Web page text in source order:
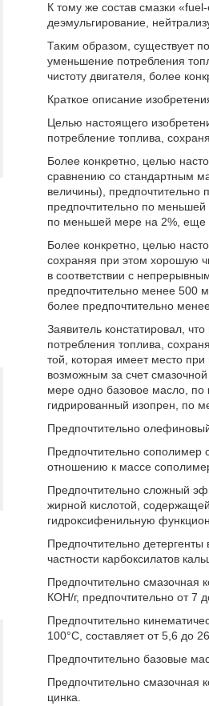
К тому же состав смазки
деэмульгирование,
Таким образом, существует
уменьшение потребления
чистоту двигателя, более
Краткое описание
Целью настоящего
потребление топлива,
Более конкретно, целью
сравнению со стандартным
величины),
предпочтительно по
по меньшей мере на 2%, еще
Более конкретно, целью
сохраняя при этом хорошую
в соответствии с
предпочтительно менее 500
более предпочтительно
Заявитель констатировал,
потребления топлива,
той, которая имеет место
возможным за счет
мере одно базовое масло,
гидрированный изопрен, по
Предпочтительно
Предпочтительно сополимер
отношению к массе
Предпочтительно сложный
жирной кислотой,
гидроксифенильную
Предпочтительно
частности карбоксилатов
Предпочтительно смазочная
КОН/г, предпочтительно от 7
Предпочтительно
100°С, составляет от 5,6 до
Предпочтительно базовые
Предпочтительно смазочная
цинка.